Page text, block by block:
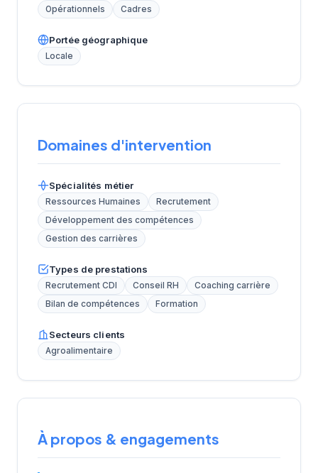
Opérationnels Cadres
Portée géographique
Locale
Domaines d'intervention
Spécialités métier
Ressources Humaines
Recrutement
Développement des compétences
Gestion des carrières
Types de prestations
Recrutement CDI Conseil RH
Coaching carrière
Bilan de compétences
Formation
Secteurs clients
Agroalimentaire
À propos & engagements